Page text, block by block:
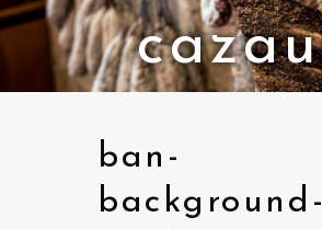
ban-
background-